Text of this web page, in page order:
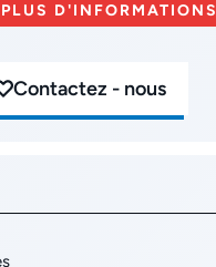
D'INFORMATIONS
Contactez - nous